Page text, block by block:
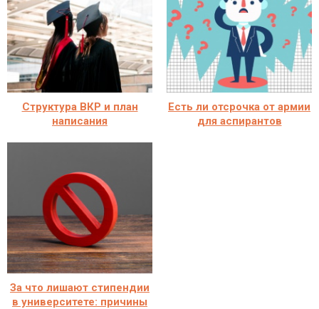
Структура ВКР и план
написания
Есть ли отсрочка от армии
для аспирантов
За что лишают стипендии
в университете: причины